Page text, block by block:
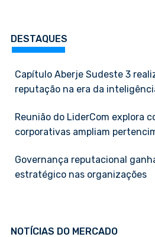
DESTAQUES
Capítulo Aberje Sudeste 3
reputação na era da
Reunião do LiderCom explora
corporativas ampliam
Governança reputacional
estratégico nas organizações
NOTÍCIAS DO MERCADO